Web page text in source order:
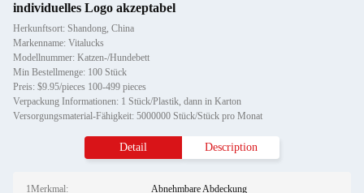
individuelles Logo akzeptabel
Herkunftsort: Shandong, China
Markenname: Vitalucks
Modellnummer: Katzen-/Hundebett
Min Bestellmenge: 100 Stück
Preis: $9.95/pieces 100-499 pieces
Verpackung Informationen: 1 Stück/Plastik, dann in Karton
Versorgungsmaterial-Fähigkeit: 5000000 Stück/Stück pro Monat
Detail Description
1Merkmal: Abnehmbare Abdeckung